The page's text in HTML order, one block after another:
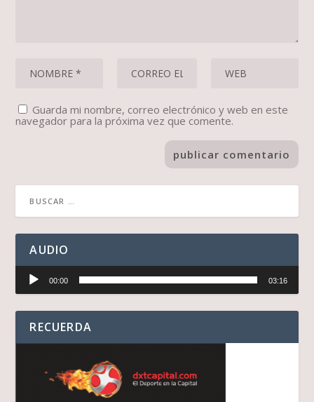
Guarda mi nombre, correo electrónico y web en este
navegador para la próxima vez que comente.
AUDIO
Reproductor
audio
00:00 03:16
RECUERDA